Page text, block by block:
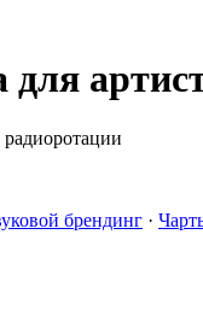
брендинг ·